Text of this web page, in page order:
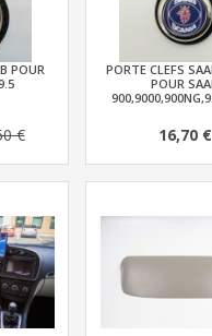
POUR
€
PORTE CLEFS
POUR
16,70 €